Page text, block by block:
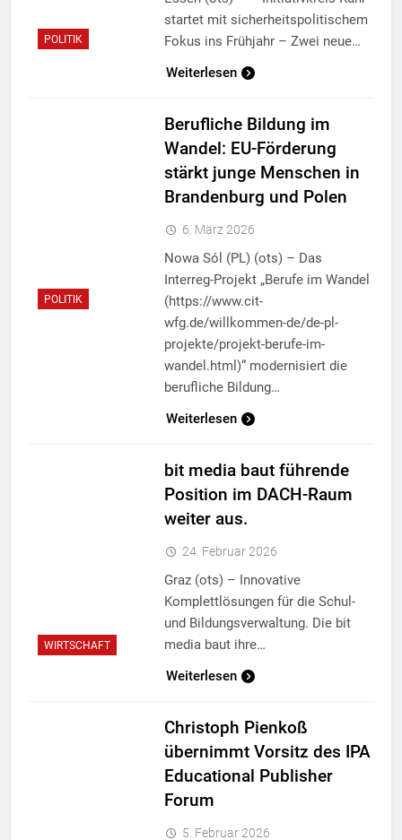
POLITIK
startet mit sicherheitspolitischem
Fokus ins Frühjahr – Zwei neue…
Weiterlesen
POLITIK
Berufliche Bildung im
Wandel: EU-Förderung
stärkt junge Menschen in
Brandenburg und Polen
6. März 2026
Nowa Sól (PL) (ots) – Das
Interreg-Projekt „Berufe im Wandel
(https://www.cit-
wfg.de/willkommen-de/de-pl-
projekte/projekt-berufe-im-
wandel.html)“ modernisiert die
berufliche Bildung…
Weiterlesen
WIRTSCHAFT
bit media baut führende
Position im DACH-Raum
weiter aus.
24. Februar 2026
Graz (ots) – Innovative
Komplettlösungen für die Schul-
und Bildungsverwaltung. Die bit
media baut ihre…
Weiterlesen
Christoph Pienkoß
übernimmt Vorsitz des IPA
Educational Publisher
Forum
5. Februar 2026